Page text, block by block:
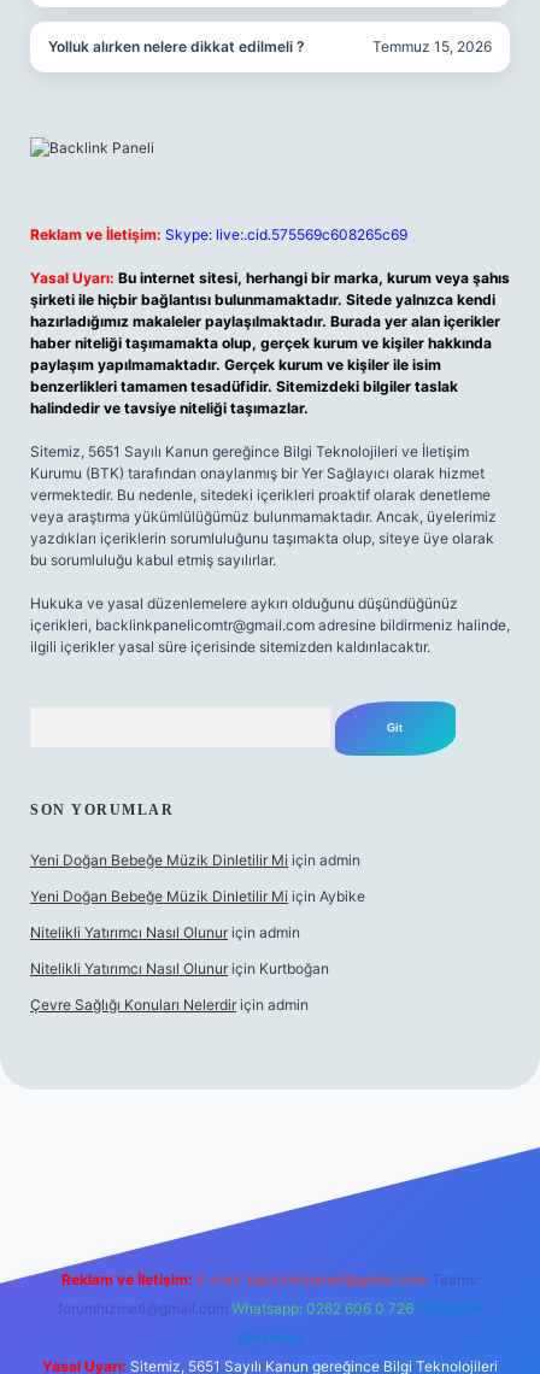
Yolluk alırken nelere dikkat edilmeli ? Temmuz 15, 2026
Reklam ve İletişim: Skype: live:.cid.575569c608265c69
Yasal Uyarı: Bu internet sitesi, herhangi bir marka, kurum veya şahıs
şirketi ile hiçbir bağlantısı bulunmamaktadır. Sitede yalnızca kendi
hazırladığımız makaleler paylaşılmaktadır. Burada yer alan içerikler
haber niteliği taşımamakta olup, gerçek kurum ve kişiler hakkında
paylaşım yapılmamaktadır. Gerçek kurum ve kişiler ile isim
benzerlikleri tamamen tesadüfidir. Sitemizdeki bilgiler taslak
halindedir ve tavsiye niteliği taşımazlar.
Sitemiz, 5651 Sayılı Kanun gereğince Bilgi Teknolojileri ve İletişim
Kurumu (BTK) tarafından onaylanmış bir Yer Sağlayıcı olarak hizmet
vermektedir. Bu nedenle, sitedeki içerikleri proaktif olarak denetleme
veya araştırma yükümlülüğümüz bulunmamaktadır. Ancak, üyelerimiz
yazdıkları içeriklerin sorumluluğunu taşımakta olup, siteye üye olarak
bu sorumluluğu kabul etmiş sayılırlar.
Hukuka ve yasal düzenlemelere aykırı olduğunu düşündüğünüz
içerikleri, backlinkpanelicomtr@gmail.com adresine bildirmeniz halinde,
ilgili içerikler yasal süre içerisinde sitemizden kaldırılacaktır.
SON YORUMLAR
Yeni Doğan Bebeğe Müzik Dinletilir Mi için admin
Yeni Doğan Bebeğe Müzik Dinletilir Mi için Aybike
Nitelikli Yatırımcı Nasıl Olunur için admin
Nitelikli Yatırımcı Nasıl Olunur için Kurtboğan
Çevre Sağlığı Konuları Nelerdir için admin
Reklam ve İletişim: E-mail: backlinkpaneli@gmail.com Teams:
forumhizmeti@gmail.com Whatsapp: 0262 606 0 726 Telegram:
@karabul
Yasal Uyarı: Sitemiz, 5651 Sayılı Kanun gereğince Bilgi Teknolojileri